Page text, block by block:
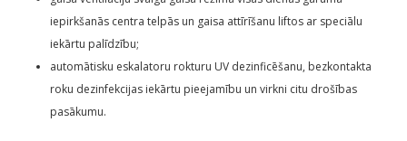
iepirkšanās centra telpās un gaisa attīrīšanu liftos ar speciālu
iekārtu palīdzību;
automātisku eskalatoru rokturu UV dezinficēšanu, bezkontakta
roku dezinfekcijas iekārtu pieejamību un virkni citu drošības
pasākumu.